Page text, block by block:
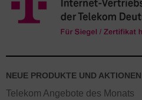
NEUE PRODUKTE UND AKTIONEN
Telekom Angebote des Monats